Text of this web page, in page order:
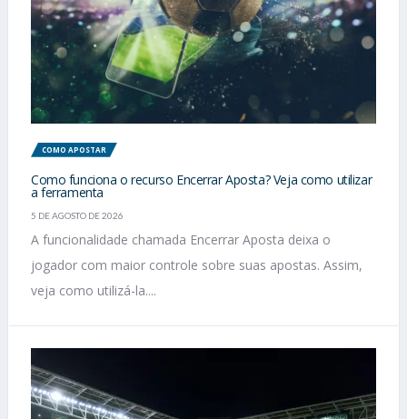
COMO APOSTAR
Como funciona o recurso Encerrar Aposta? Veja como utilizar
a ferramenta
5 DE AGOSTO DE 2026
A funcionalidade chamada Encerrar Aposta deixa o
jogador com maior controle sobre suas apostas. Assim,
veja como utilizá-la....